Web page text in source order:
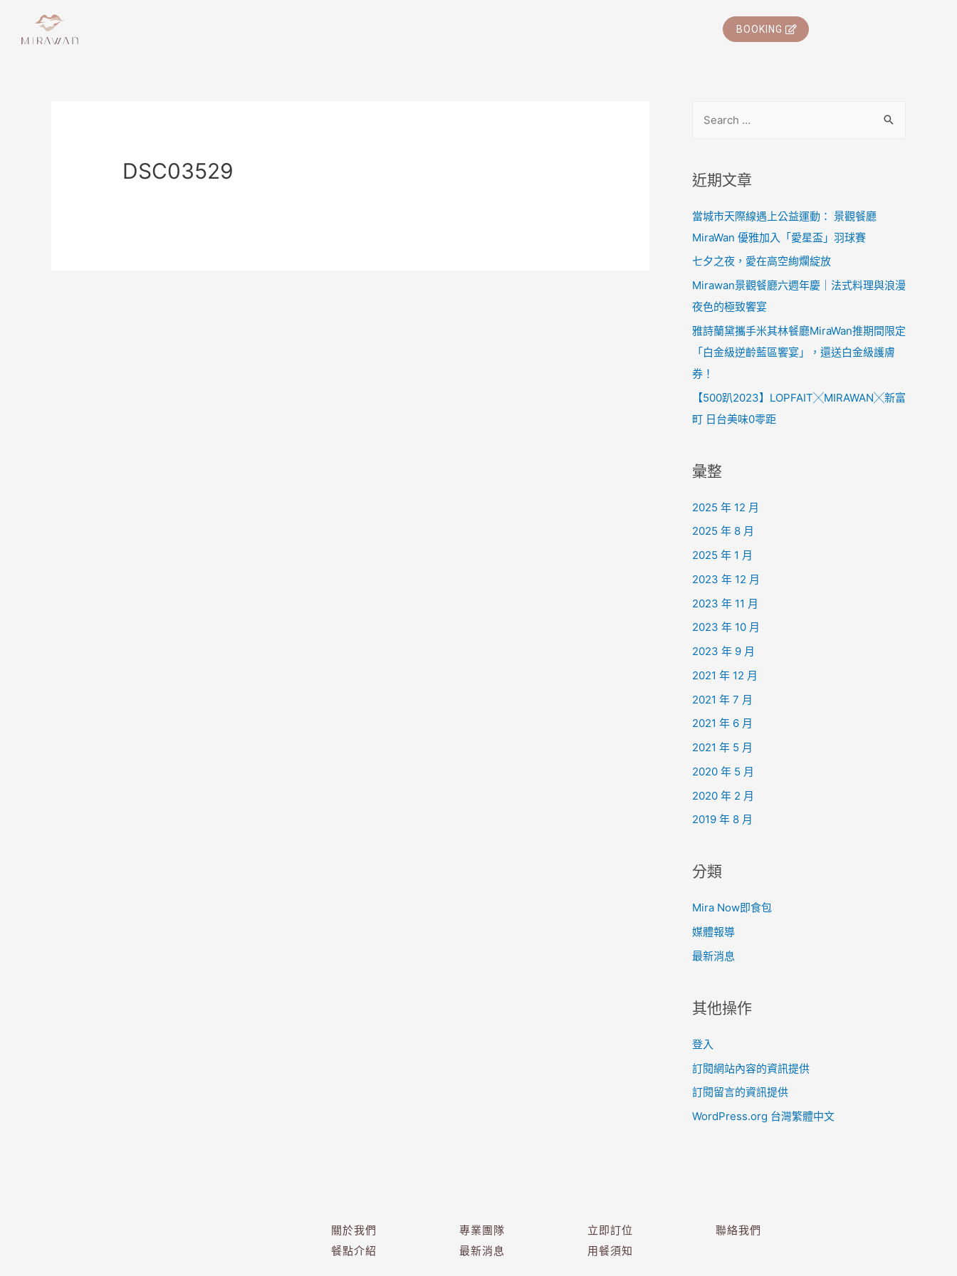
BOOKING
DSC03529 近期文章
當城市天際線遇上公益運動： 景觀餐廳
MiraWan 優雅加入「愛星盃」羽球賽
七夕之夜，愛在高空絢爛綻放
Mirawan景觀餐廳六週年慶｜法式料理與浪漫
夜色的極致饗宴
雅詩蘭黛攜手米其林餐廳MiraWan推期間限定
「白金級逆齡藍區饗宴」，還送白金級護膚
券！
【500趴2023】LOPFAIT╳MIRAWAN╳新富
町 日台美味0零距
彙整
2025 年 12 月
2025 年 8 月
2025 年 1 月
2023 年 12 月
2023 年 11 月
2023 年 10 月
2023 年 9 月
2021 年 12 月
2021 年 7 月
2021 年 6 月
2021 年 5 月
2020 年 5 月
2020 年 2 月
2019 年 8 月
分類
Mira Now即食包
媒體報導
最新消息
其他操作
登入
訂閱網站內容的資訊提供
訂閱留言的資訊提供
WordPress.org 台灣繁體中文
關於我們
餐點介紹
專業團隊
最新消息
立即訂位
用餐須知
聯絡我們